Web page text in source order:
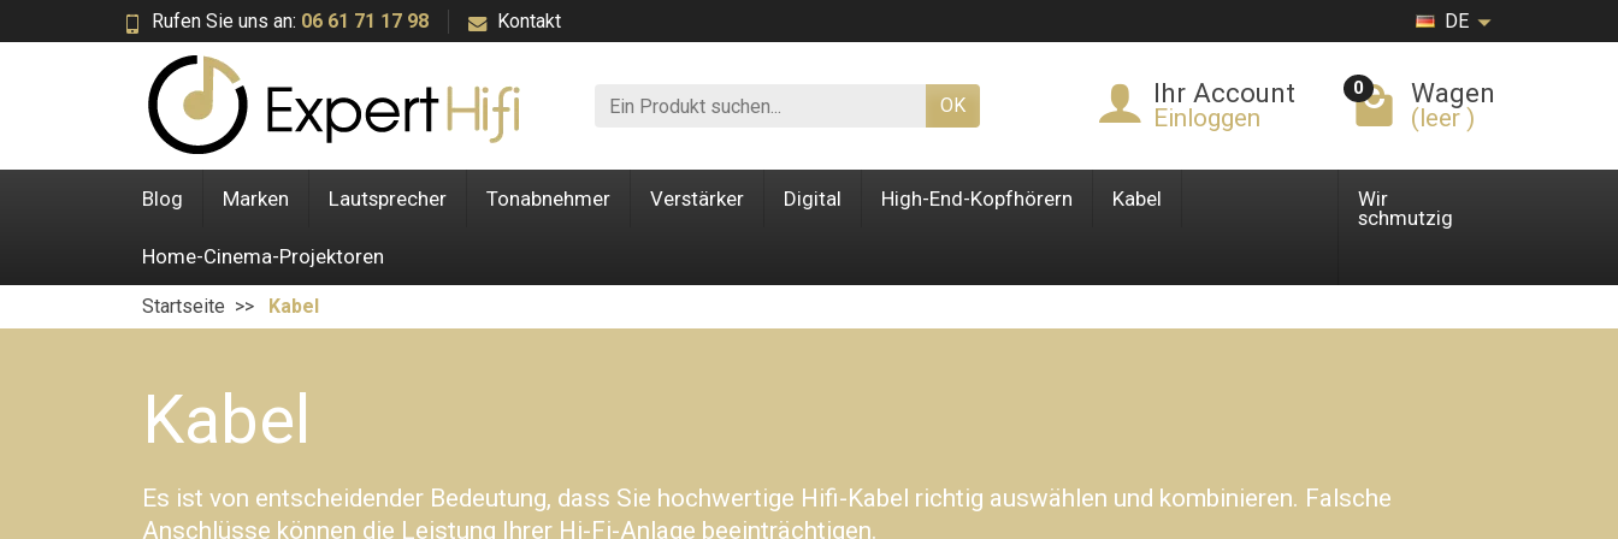
Rufen Sie uns an: 06 61 71 17 98 Kontakt DE
OK Ihr Account
Einloggen
0 Wagen
(leer )
Blog Marken Lautsprecher Tonabnehmer Verstärker Digital High-End-Kopfhörern Kabel
Home-Cinema-Projektoren
Wir
schmutzig
Startseite Kabel
Kabel
Es ist von entscheidender Bedeutung, dass Sie hochwertige Hifi-Kabel richtig auswählen und kombinieren. Falsche
Anschlüsse können die Leistung Ihrer Hi-Fi-Anlage beeinträchtigen.